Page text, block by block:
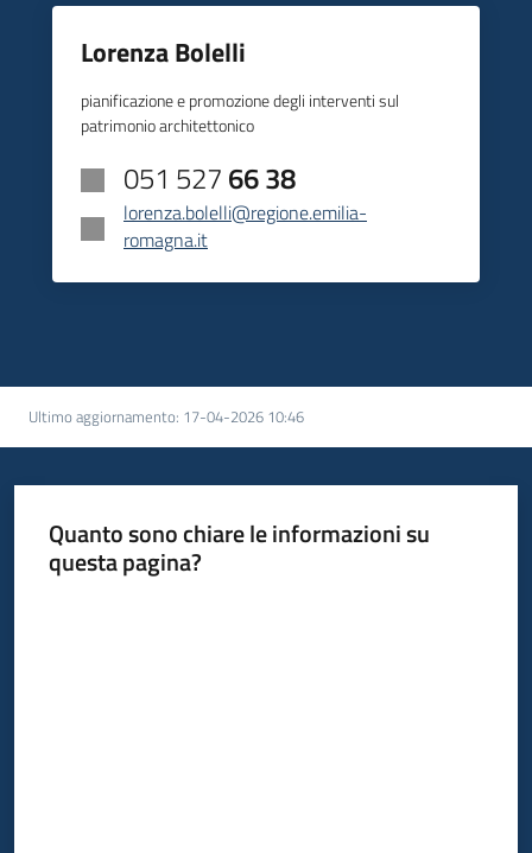
Lorenza Bolelli
pianificazione e promozione degli interventi sul
patrimonio architettonico
051 52766 38
lorenza.bolelli@regione.emilia-
romagna.it
Ultimo aggiornamento: 17-04-2026 10:46
Quanto sono chiare le informazioni su
questa pagina?